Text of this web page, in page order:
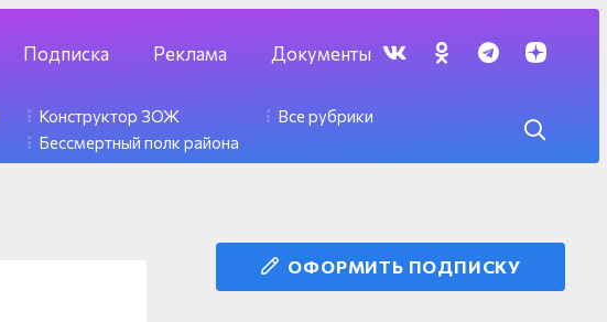
Подписка Реклама Документы
Конструктор ЗОЖ
Бессмертный полк района
Все рубрики
ОФОРМИТЬ ПОДПИСКУ